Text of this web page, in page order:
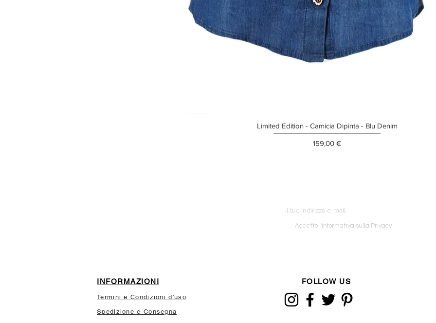
Limited Edition - Camicia Dipinta - Blu Denim
Prezzo
159,00 €
Accetto l'informativa sulla Privacy
INFORMAZIONI
Termini e Condizioni d'uso
Spedizione e Consegna
FOLLOW US